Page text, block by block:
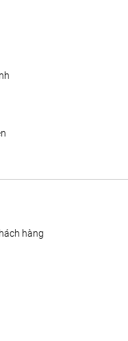
hàng